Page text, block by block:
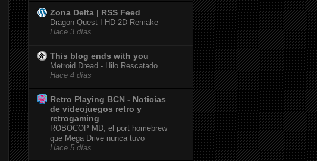
Zona Delta | RSS Feed
Dragon Quest I HD-2D Remake
Hace 3 días
This blog ends with you
Metroid Dread - Hilo Rescatado
Hace 4 días
Retro Playing BCN - Noticias
de videojuegos retro y
retrogaming
ROBOCOP MD, el port homebrew
que Mega Drive nunca tuvo
Hace 5 días